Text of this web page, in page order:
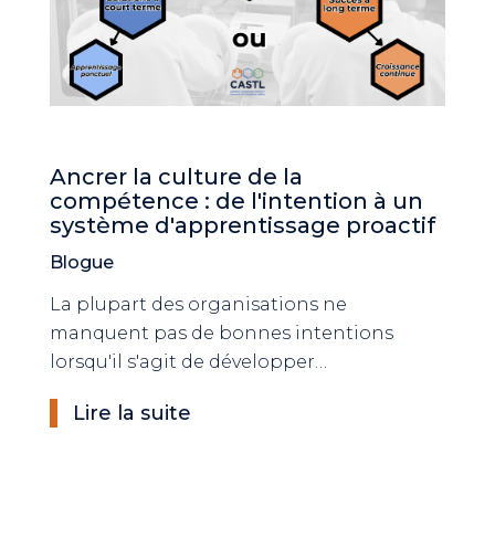
Ancrer la culture de la
compétence : de l'intention à un
système d'apprentissage proactif
Blogue
La plupart des organisations ne
manquent pas de bonnes intentions
lorsqu'il s'agit de développer…
Lire la suite